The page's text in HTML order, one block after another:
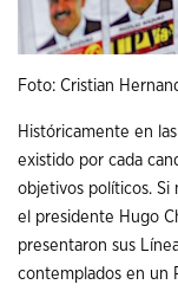
Foto: Cristian
Históricamente en
existido por cada
objetivos políticos. Si
el presidente Hugo
presentaron sus
contemplados en un